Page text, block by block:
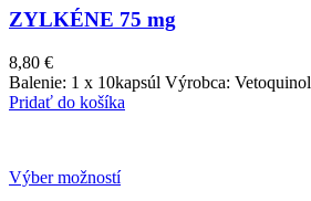
ZYLKÉNE 75 mg
8,80 €
Balenie: 1 x 10kapsúl Výrobca: Vetoquinol
Pridať do košíka
Výber možností